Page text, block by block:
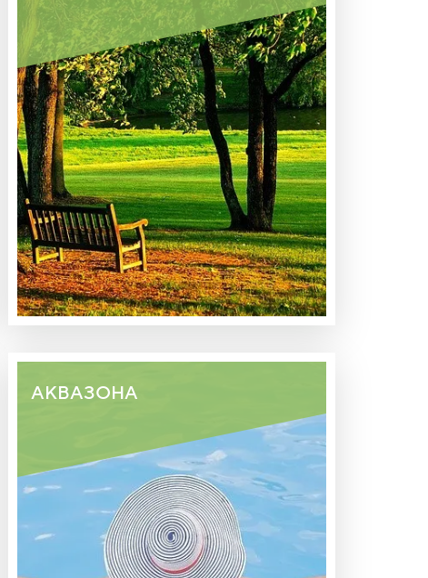
ЗЕЛЕНЫЕ АЛЛЕИ, ОБОРУДОВАННЫЕ
МЕСТА ДЛЯ КОМФОРТНОГО
СЕМЕЙНОГО ОТДЫХА
АКВАЗОНА
АКВАКОМПЛЕКС СОСТОЯЩИЙ ИЗ
БАССЕЙНОВ, ВОДНЫХ
АТТРАКЦИОНОВ И ЗОН ОТДЫХА